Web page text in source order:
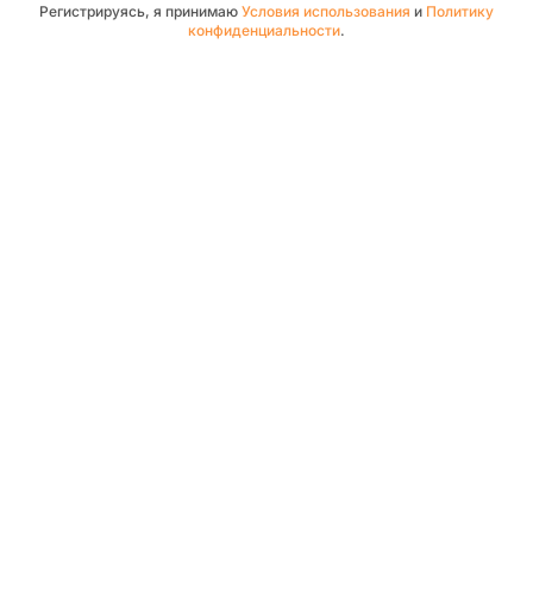
Регистрируясь, я принимаю Условия использования и Политику
конфиденциальности.